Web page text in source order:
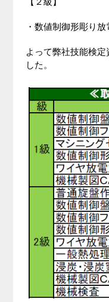
・数値制御形彫り
よって弊社技能検
した。